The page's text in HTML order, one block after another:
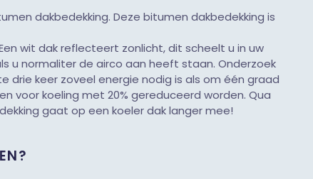
dakbedekking. Deze bitumen dakbedekking is
wit dak reflecteert zonlicht, dit scheelt u in uw
u normaliter de airco aan heeft staan. Onderzoek
keer zoveel energie nodig is als om één graad
voor koeling met 20% gereduceerd worden. Qua
gaat op een koeler dak langer mee!